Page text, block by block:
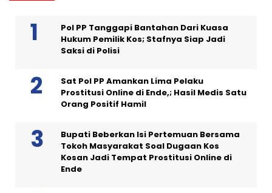
Pol PP Tanggapi Bantahan Dari Kuasa
Hukum Pemilik Kos; Stafnya Siap Jadi
Saksi di Polisi
Sat Pol PP Amankan Lima Pelaku
Prostitusi Online di Ende,; Hasil Medis Satu
Orang Positif Hamil
Bupati Beberkan Isi Pertemuan Bersama
Tokoh Masyarakat Soal Dugaan Kos
Kosan Jadi Tempat Prostitusi Online di
Ende